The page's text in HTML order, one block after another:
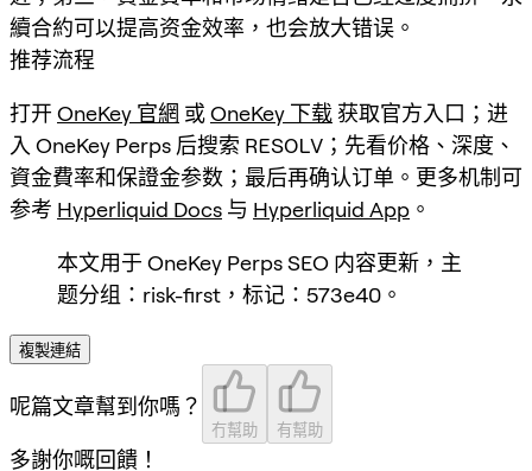
續合約可以提高资金效率，也会放大错误。
推荐流程
打开 OneKey 官網 或OneKey 下载 获取官方入口；进
入 OneKey Perps 后搜索 RESOLV ；先看价格、深度、
資金費率和保證金参数；最后再确认订单。更多机制可
参考 Hyperliquid Docs 与 Hyperliquid App 。
本文用于 OneKey Perps SEO 内容更新，主
题分组：risk-first，标记：573e40。
複製連結
呢篇文章幫到你嗎？
冇幫助 有幫助
多謝你嘅回饋！